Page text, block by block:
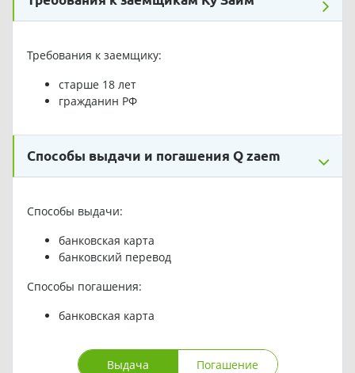
Требования к заемщику:
старше 18 лет
гражданин РФ
Способы выдачи и погашения Q zaem
Способы выдачи:
банковская карта
банковский перевод
Способы погашения:
банковская карта
Выдача Погашение